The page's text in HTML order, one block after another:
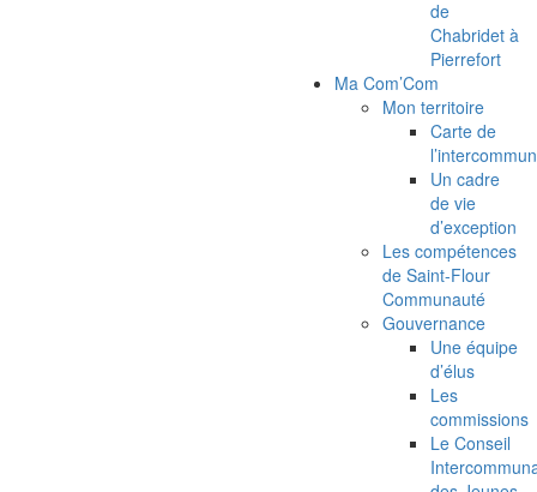
de
Chabridet à
Pierrefort
Ma Com’Com
Mon territoire
Carte de
Un cadre
de vie
d’exception
Les compétences
de Saint-Flour
Communauté
Gouvernance
Une équipe
d’élus
Les
commissions
Le Conseil